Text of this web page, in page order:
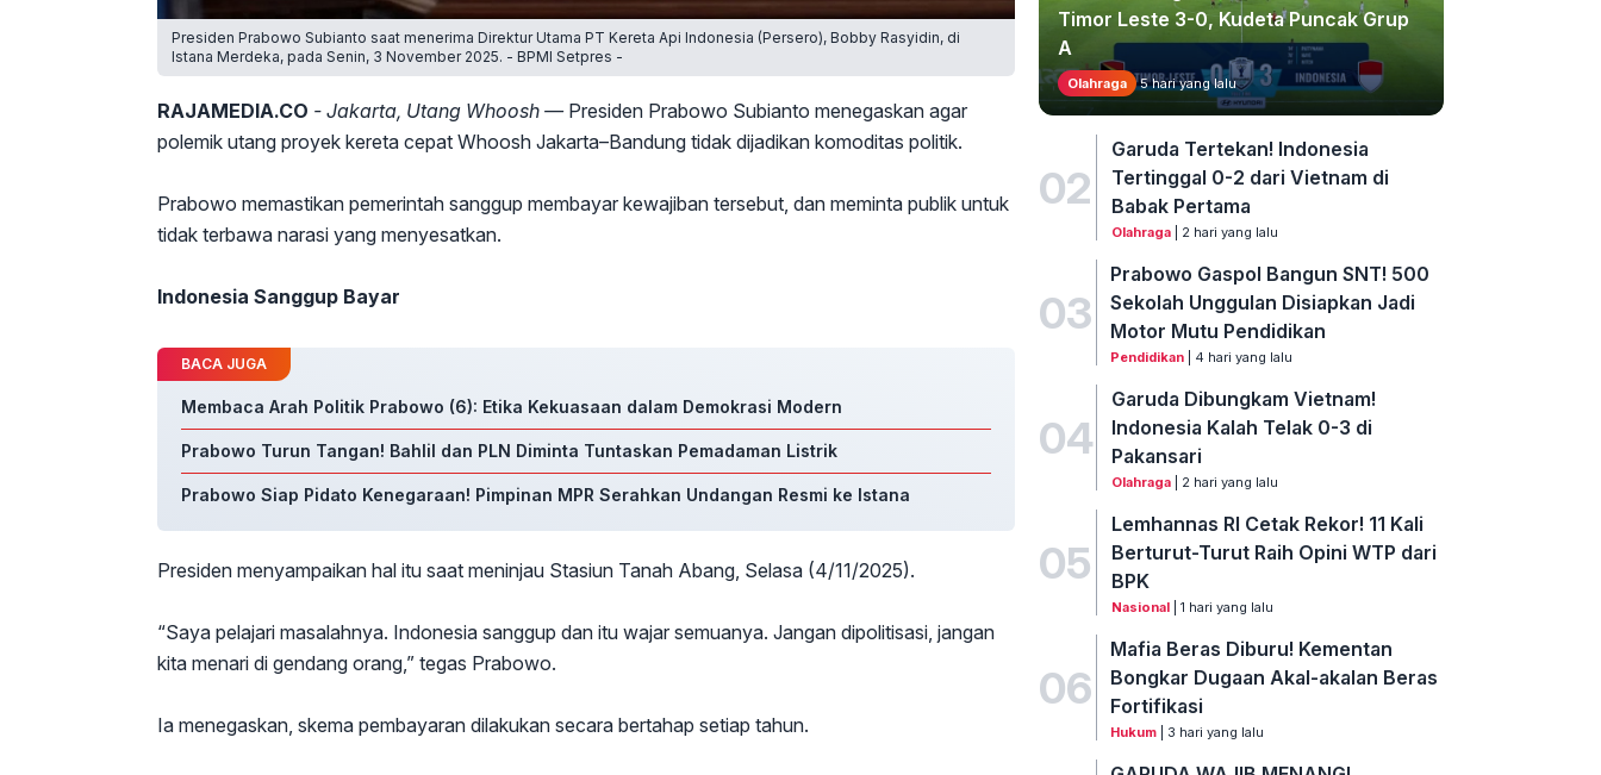
Presiden Prabowo Subianto saat menerima Direktur Utama PT Kereta Api Indonesia (Persero), Bobby Rasyidin, di
Istana Merdeka, pada Senin, 3 November 2025. - BPMI Setpres -
RAJAMEDIA.CO - Jakarta, Utang Whoosh — Presiden Prabowo Subianto menegaskan agar
polemik utang proyek kereta cepat Whoosh Jakarta–Bandung tidak dijadikan komoditas politik.
Prabowo memastikan pemerintah sanggup membayar kewajiban tersebut, dan meminta publik untuk
tidak terbawa narasi yang menyesatkan.
Indonesia Sanggup Bayar
BACA JUGA
Membaca Arah Politik Prabowo (6): Etika Kekuasaan dalam Demokrasi Modern
Prabowo Turun Tangan! Bahlil dan PLN Diminta Tuntaskan Pemadaman Listrik
Prabowo Siap Pidato Kenegaraan! Pimpinan MPR Serahkan Undangan Resmi ke Istana
Presiden menyampaikan hal itu saat meninjau Stasiun Tanah Abang, Selasa (4/11/2025).
“Saya pelajari masalahnya. Indonesia sanggup dan itu wajar semuanya. Jangan dipolitisasi, jangan
kita menari di gendang orang,” tegas Prabowo.
Ia menegaskan, skema pembayaran dilakukan secara bertahap setiap tahun.
Timor Leste 3-0, Kudeta Puncak Grup
A
Olahraga 5 hari yang lalu
02
Garuda Tertekan! Indonesia
Tertinggal 0-2 dari Vietnam di
Babak Pertama
Olahraga| 2 hari yang lalu
03
Prabowo Gaspol Bangun SNT! 500
Sekolah Unggulan Disiapkan Jadi
Motor Mutu Pendidikan
Pendidikan | 4 hari yang lalu
04
Garuda Dibungkam Vietnam!
Indonesia Kalah Telak 0-3 di
Pakansari
Olahraga| 2 hari yang lalu
05
Lemhannas RI Cetak Rekor! 11 Kali
Berturut-Turut Raih Opini WTP dari
BPK
Nasional| 1 hari yang lalu
06
Mafia Beras Diburu! Kementan
Bongkar Dugaan Akal-akalan Beras
Fortifikasi
Hukum | 3 hari yang lalu